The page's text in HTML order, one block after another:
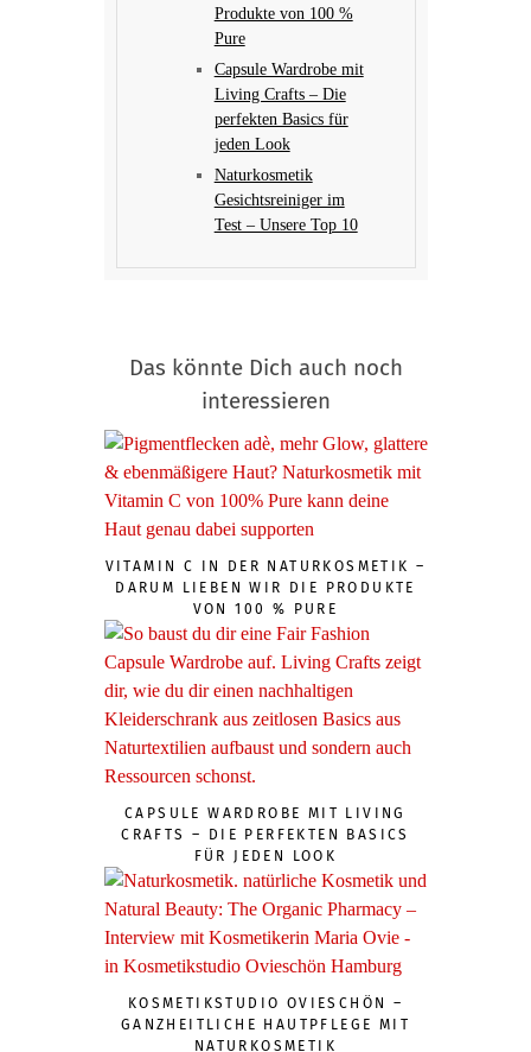
Produkte von 100 %
Pure
Capsule Wardrobe mit
Living Crafts – Die
perfekten Basics für
jeden Look
Naturkosmetik
Gesichtsreiniger im
Test – Unsere Top 10
Das könnte Dich auch noch
interessieren
VITAMIN C IN DER NATURKOSMETIK –
DARUM LIEBEN WIR DIE PRODUKTE
VON 100 % PURE
CAPSULE WARDROBE MIT LIVING
CRAFTS – DIE PERFEKTEN BASICS
FÜR JEDEN LOOK
KOSMETIKSTUDIO OVIESCHÖN –
GANZHEITLICHE HAUTPFLEGE MIT
NATURKOSMETIK